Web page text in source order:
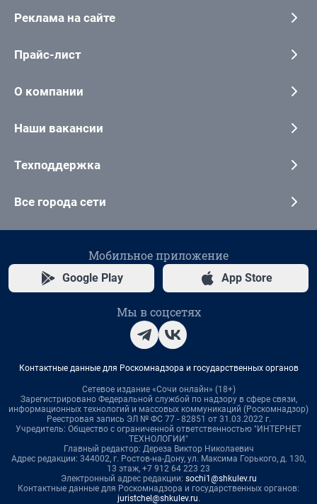
Реклама на сайте
Прайс-лист
О компании
Наши вакансии
Техподдержка
Все города сети
Мобильное приложение
Google Play App Store
Мы в соцсетях
Контактные данные для Роскомнадзора и государственных органов
Сетевое издание «Сочи онлайн» (18+)
Зарегистрировано Федеральной службой по надзору в сфере связи,
информационных технологий и массовых коммуникаций (Роскомнадзор)
Реестровая запись ЭЛ № ФС 77 - 82851 от 31.03.2022 г.
Учредитель: Общество с ограниченной ответственностью "ИНТЕРНЕТ
ТЕХНОЛОГИИ"
Главный редактор: Дереза Виктор Николаевич
Адрес редакции: 344002, г. Ростов-на-Дону, ул. Максима Горького, д. 130,
13 этаж, +7 912 64 223 23
Электронный адрес редакции: sochi1@shkulev.ru
Контактные данные для Роскомнадзора и государственных органов:
juristchel@shkulev.ru.